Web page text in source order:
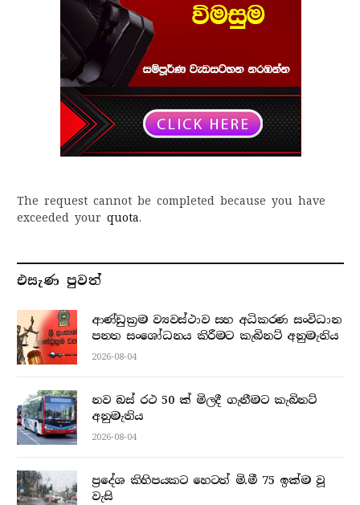
The request cannot be completed because you have
exceeded your quota.
එසැණ පුව​ත්
ආණ්ඩුක්‍රම ව්‍යවස්ථාව සහ අධිකරණ සංවිධාන
පනත සංශෝධනය කිරීමට කැබිනට් අනුමැතිය
2026-08-04
නව බස් රථ 50 ක් මිලදී ගැනීමට කැබිනට්
අනුමැතිය
2026-08-04
ප්‍රදේශ කිහිපයකට හෙටත් මි.මී 75 ඉක්ම වූ
වැසි